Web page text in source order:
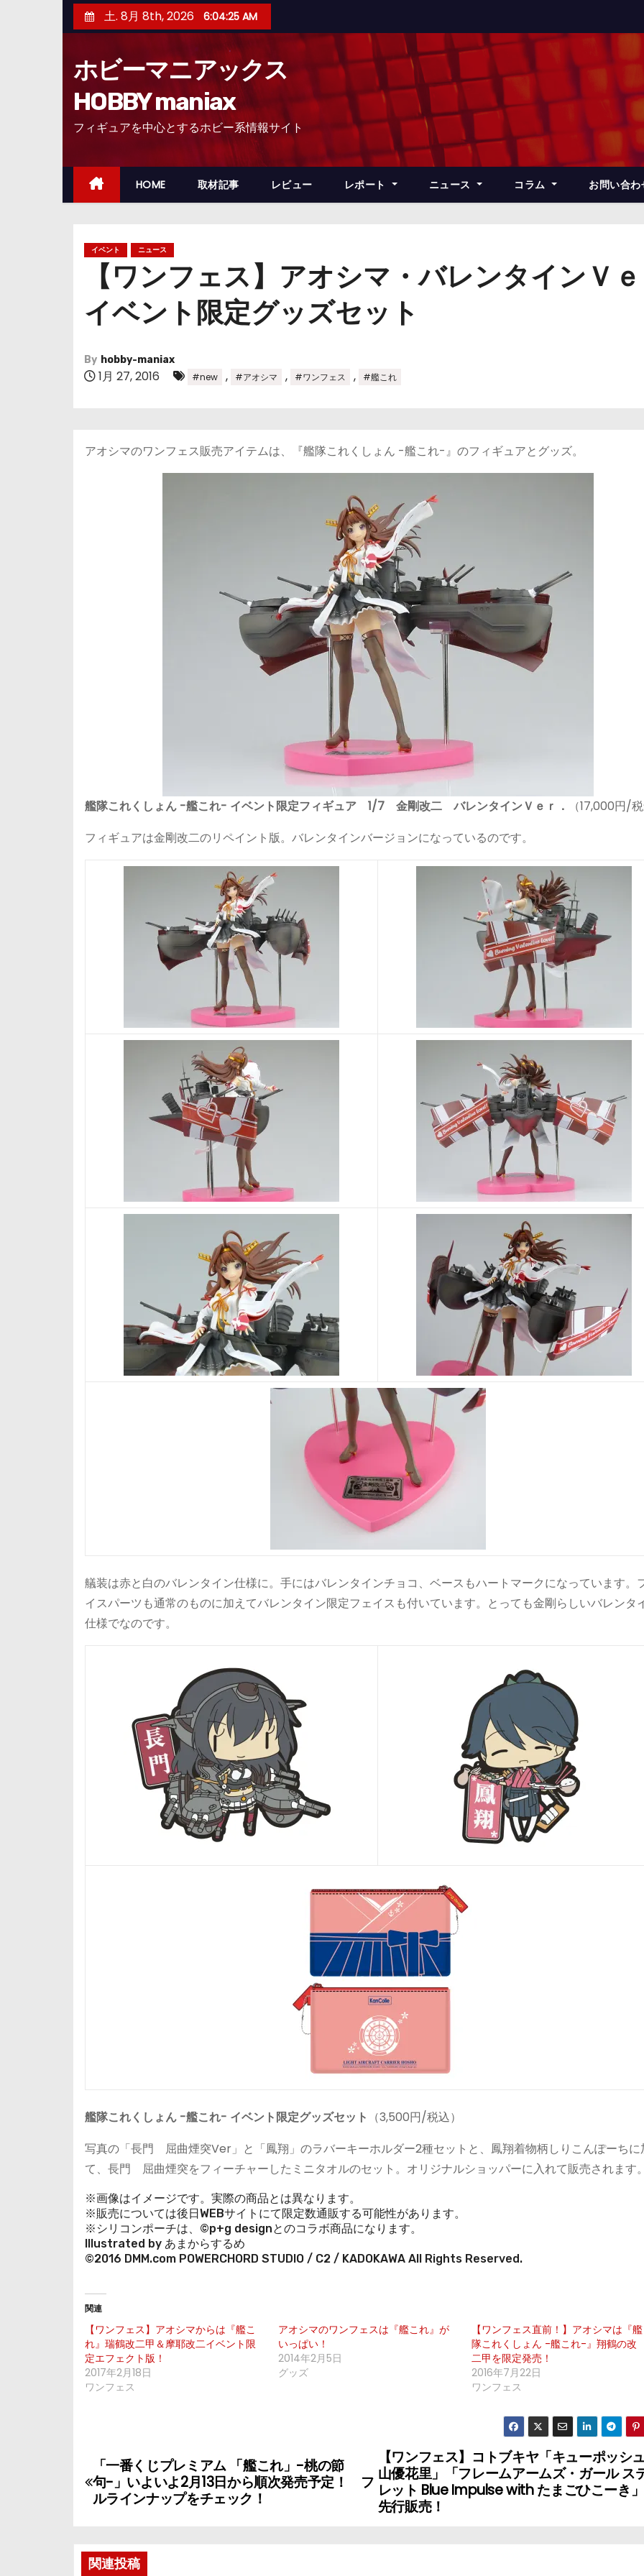
ン
ッ
土. 8月 8th, 2026 6:04:26 AM
ホビーマニアックス
HOBBY maniax
フィギュアを中心とするホビー系情報サイト
HOME 取材記事 レビュー レポート ニュース コラム お問い合わ
イベント ニュース
【ワンフェス】アオシマ・バレンタインＶ
イベント限定グッズセット
By hobby-maniax
1月 27, 2016 #new , #アオシマ , #ワンフェス , #艦これ
アオシマのワンフェス販売アイテムは、『艦隊これくしょん -艦これ-』のフィギュアとグッズ。
艦隊これくしょん -艦これ- イベント限定フィギュア 1/7 金剛改二 バレンタインＶｅｒ．
（17,000円/
フィギュアは金剛改二のリペイント版。バレンタインバージョンになっているのです。
艤装は赤と白のバレンタイン仕様に。手にはバレンタインチョコ、ベースもハートマークになっています。
イスパーツも通常のものに加えてバレンタイン限定フェイスも付いています。とっても金剛らしいバレンタ
仕様でなのです。
艦隊これくしょん -艦これ- イベント限定グッズセット （3,500円/税込）
写真の「長門 屈曲煙突Ver」と「鳳翔」のラバーキーホルダー2種セットと、鳳翔着物柄しりこんぽーちに
て、長門 屈曲煙突をフィーチャーしたミニタオルのセット。オリジナルショッパーに入れて販売されます
※画像はイメージです。実際の商品とは異なります。
※販売については後日WEBサイトにて限定数通販する可能性があります。
※シリコンポーチは、©p+g designとのコラボ商品になります。
Illustrated by あまからするめ
©2016 DMM.com POWERCHORD STUDIO / C2 / KADOKAWA All Rights Reserved.
関連
【ワンフェス】アオシマからは『艦こ
れ』瑞鶴改二甲＆摩耶改二イベント限
定エフェクト版！
2017年2月18日
ワンフェス
アオシマのワンフェスは『艦これ』が
いっぱい！
2014年2月5日
グッズ
【ワンフェス直前！】アオシマは『艦
隊これくしょん -艦これ-』翔鶴の改
二甲を限定発売！
2016年7月22日
ワンフェス
投
稿
ビ
【ワンフェス】コトブキヤ「キューポッシ
山優花里」「フレームアームズ・ガール ス
レット Blue Impulse with たまごひこーき
先行販売！
「一番くじプレミアム 「艦これ」-桃の節
句-」いよいよ2月13日から順次発売予定！ フ
ルラインナップをチェック！
関連投稿